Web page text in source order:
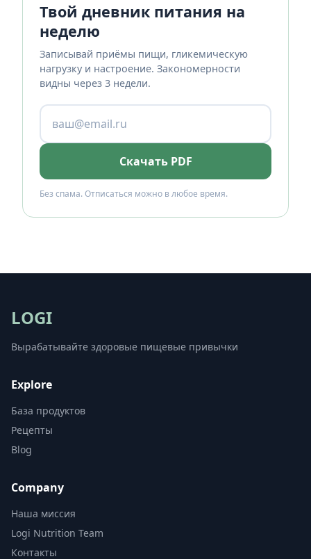
Твой дневник питания на
неделю
Записывай приёмы пищи, гликемическую
нагрузку и настроение. Закономерности
видны через 3 недели.
Скачать PDF
Без спама. Отписаться можно в любое время.
LOGI
Вырабатывайте здоровые пищевые привычки
Explore
База продуктов
Рецепты
Blog
Company
Наша миссия
Logi Nutrition Team
Контакты